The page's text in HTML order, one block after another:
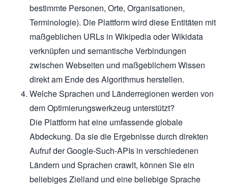
bestimmte Personen, Orte, Organisationen,
Terminologie). Die Plattform wird diese Entitäten mit
maßgeblichen URLs in Wikipedia oder Wikidata
verknüpfen und semantische Verbindungen
zwischen Webseiten und maßgeblichem Wissen
direkt am Ende des Algorithmus herstellen.
Welche Sprachen und Länderregionen werden von
dem Optimierungswerkzeug unterstützt?
Die Plattform hat eine umfassende globale
Abdeckung. Da sie die Ergebnisse durch direkten
Aufruf der Google-Such-APIs in verschiedenen
Ländern und Sprachen crawlt, können Sie ein
beliebiges Zielland und eine beliebige Sprache